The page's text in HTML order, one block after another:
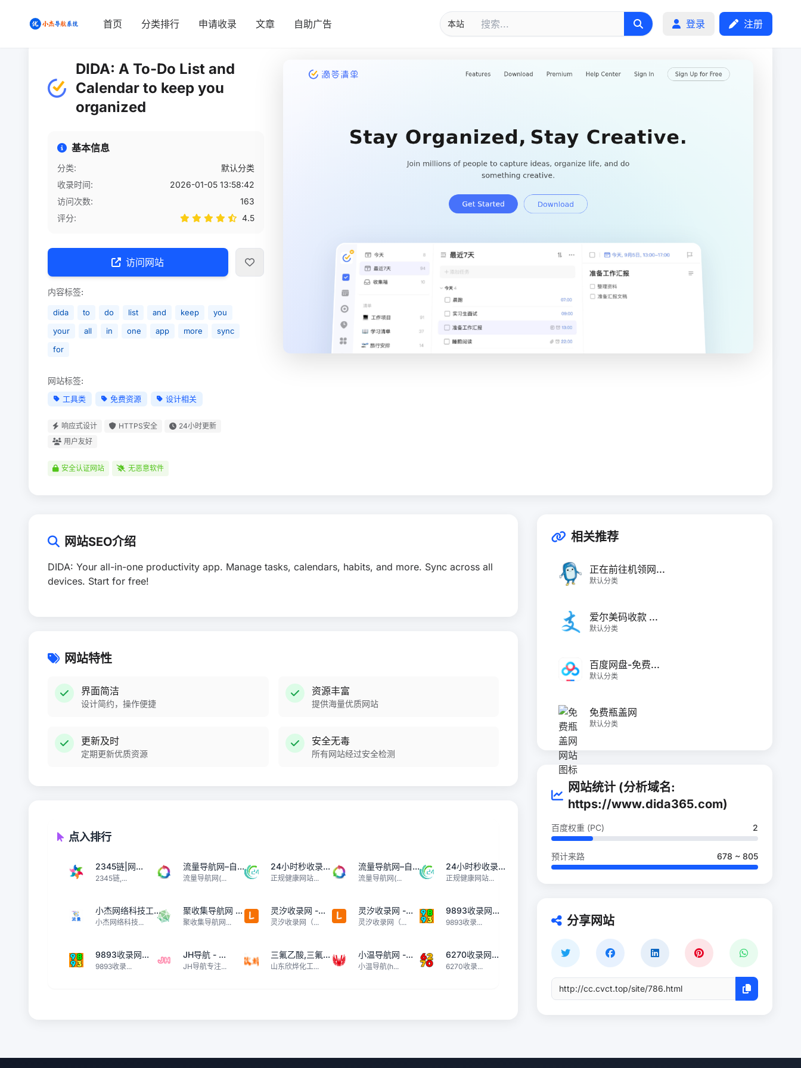
首页 分类排行 申请收录 文章 自助广告 登录 注册
首页 / 网站详情
DIDA: A To-Do List and
Calendar to keep you
organized
基本信息
分类:
默认分类
收录时间:
2026-01-05 13:58:42
访问次数:
163
评分:
4.5
访问网站
内容标签:
dida to do list and keep
you
your
all in one app more
sync
for
网站标签:
工具类 免费资源 设计相关
响应式设计 HTTPS安全
24小时更新
用户友好
安全认证网站 无恶意软件
网站SEO介绍
DIDA: Your all-in-one productivity app. Manage tasks, calendars, habits, and more. Sync across all
devices. Start for free!
网站特性
界面简洁
设计简约，操作便捷
资源丰富
提供海量优质网站
更新及时
定期更新优质资源
安全无毒
所有网站经过安全检测
点入排行
2345链|网...
2345链,...
流量导航网–自...
流量导航网(...
24小时秒收录...
正规健康网站...
流量导航网–自...
流量导航网(...
24小时秒收录...
正规健康网站...
小杰网络科技工...
小杰网络科技...
聚收集导航网 ...
聚收集导航网...
灵汐收录网 -...
灵汐收录网（...
灵汐收录网 -...
灵汐收录网（...
9893收录网...
9893收录...
9893收录网...
9893收录...
JH导航 - ...
JH导航专注...
三氟乙酸,三氟...
山东欣烨化工...
小温导航网 -...
小温导航(h...
6270收录网...
6270收录...
相关推荐
正在前往机领网...
默认分类
爱尔美码收款 ...
默认分类
百度网盘-免费...
默认分类
免费瓶盖网
默认分类
网站统计 (分析域名:
https://www.dida365.com)
百度权重 (PC) 2
预计来路 678 ~ 805
分享网站